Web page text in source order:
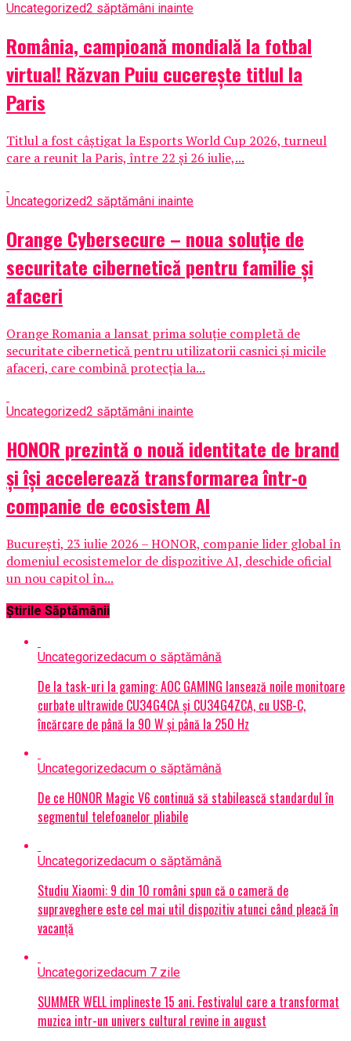
Uncategorized2 săptămâni inainte
România, campioană mondială la fotbal
virtual! Răzvan Puiu cucerește titlul la
Paris
Titlul a fost câștigat la Esports World Cup 2026, turneul
care a reunit la Paris, între 22 și 26 iulie,...
Uncategorized2 săptămâni inainte
Orange Cybersecure – noua soluție de
securitate cibernetică pentru familie și
afaceri
Orange Romania a lansat prima soluție completă de
securitate cibernetică pentru utilizatorii casnici și micile
afaceri, care combină protecția la...
Uncategorized2 săptămâni inainte
HONOR prezintă o nouă identitate de brand
și își accelerează transformarea într-o
companie de ecosistem AI
București, 23 iulie 2026 – HONOR, companie lider global în
domeniul ecosistemelor de dispozitive AI, deschide oficial
un nou capitol în...
Știrile Săptămânii
Uncategorizedacum o săptămână
De la task-uri la gaming: AOC GAMING lansează noile monitoare
curbate ultrawide CU34G4CA și CU34G4ZCA, cu USB-C,
încărcare de până la 90 W și până la 250 Hz
Uncategorizedacum o săptămână
De ce HONOR Magic V6 continuă să stabilească standardul în
segmentul telefoanelor pliabile
Uncategorizedacum o săptămână
Studiu Xiaomi: 9 din 10 români spun că o cameră de
supraveghere este cel mai util dispozitiv atunci când pleacă în
vacanță
Uncategorizedacum 7 zile
SUMMER WELL implineste 15 ani. Festivalul care a transformat
muzica intr-un univers cultural revine in august